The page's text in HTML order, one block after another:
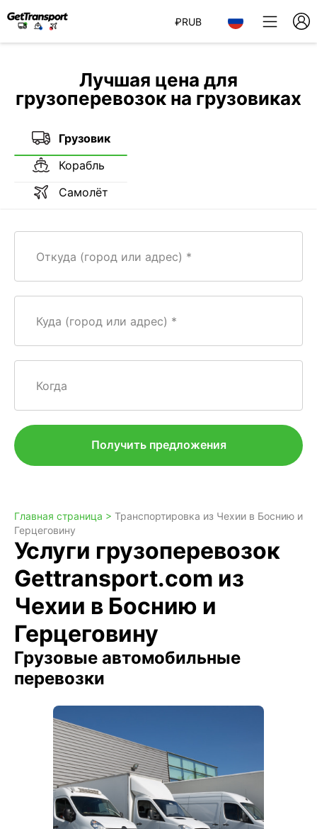
₽RUB
Лучшая цена для
грузоперевозок на грузовиках
Грузовик
Корабль
Самолёт
Откуда (город или адрес)
Куда (город или адрес)
Когда
Получить предложения
Главная страница > Транспортировка из Чехии в Боснию и
Герцеговину
Услуги грузоперевозок
Gettransport.com из
Чехии в Боснию и
Герцеговину
Грузовые автомобильные
перевозки